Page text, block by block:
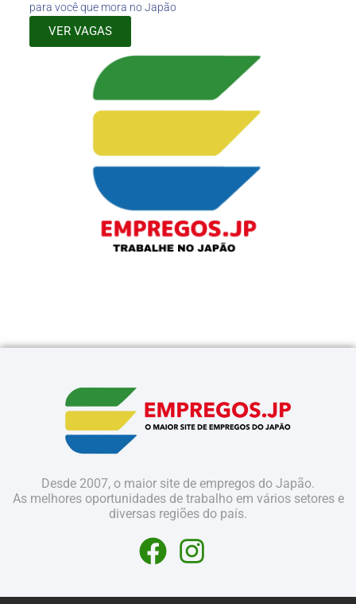
para você que mora no Japão
VER VAGAS
Desde 2007, o maior site de empregos do Japão.
As melhores oportunidades de trabalho em vários setores e
diversas regiões do país.